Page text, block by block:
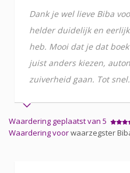
Dank je wel lieve Biba
helder duidelijk en
heb. Mooi dat je dat
juist anders kiezen,
zuiverheid gaan. Tot
Waardering geplaatst van 5
Waardering voorwaarzegster